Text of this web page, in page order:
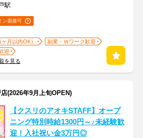
駅
ン面接可
月以内OK）
副業・Ｗワーク歓迎
迎
を見る
(2026年9月上旬OPEN)
【クスリのアオキSTAFF】オープ
ニング特別時給1300円～♪未経験歓
迎！入社祝い金3万円◎